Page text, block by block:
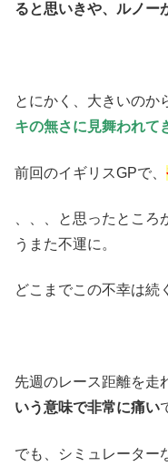
ると思いきや、ルノー
とにかく、大きいのか
キの無さに見舞われて
前回のイギリスGPで、
、、、と思ったところ
うまた不運に。
どこまでこの不幸は続
先週のレース距離を走
いう意味で非常に痛い
でも、シミュレーター